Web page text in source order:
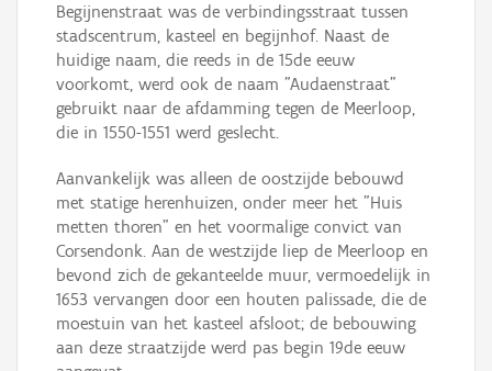
Aanmelden
Begijnenstraat was de verbindingsstraat tussen
stadscentrum, kasteel en begijnhof. Naast de
huidige naam, die reeds in de 15de eeuw
voorkomt, werd ook de naam "Audaenstraat"
gebruikt naar de afdamming tegen de Meerloop,
die in 1550-1551 werd geslecht.
Aanvankelijk was alleen de oostzijde bebouwd
met statige herenhuizen, onder meer het "Huis
metten thoren" en het voormalige convict van
Corsendonk. Aan de westzijde liep de Meerloop en
bevond zich de gekanteelde muur, vermoedelijk in
1653 vervangen door een houten palissade, die de
moestuin van het kasteel afsloot; de bebouwing
aan deze straatzijde werd pas begin 19de eeuw